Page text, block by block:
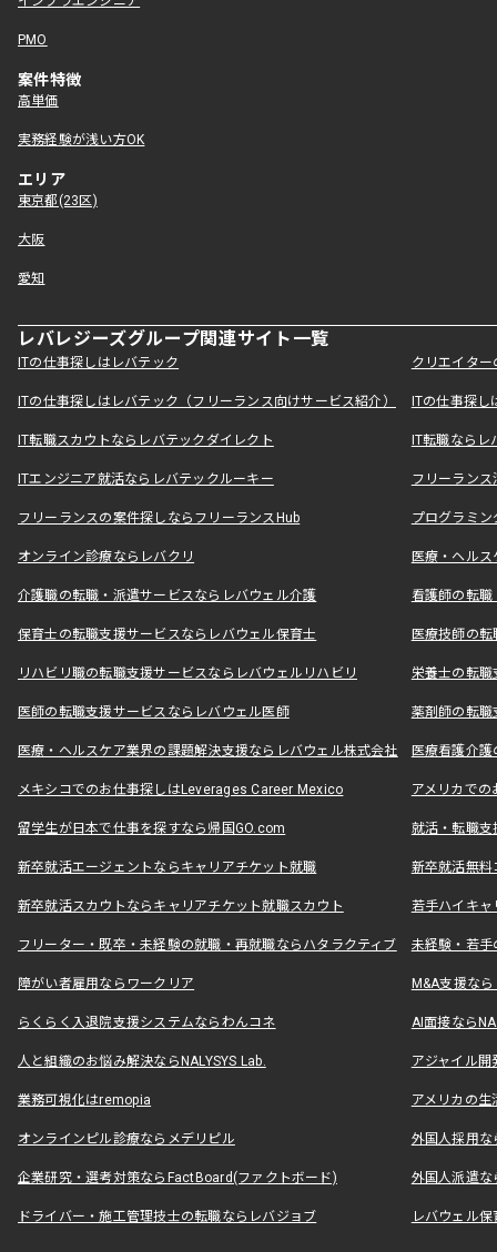
PMO
案件特徴
高単価
実務経験が浅い方OK
エリア
東京都(23区)
大阪
愛知
レバレジーズグループ関連サイト一覧
ITの仕事探しはレバテック クリエイタ
ITの仕事探しはレバテック（フリーランス向けサービス紹介） ITの仕事探
IT転職スカウトならレバテックダイレクト IT転職なら
ITエンジニア就活ならレバテックルーキー フリーラン
フリーランスの案件探しならフリーランスHub プログラミ
オンライン診療ならレバクリ 医療・ヘル
介護職の転職・派遣サービスならレバウェル介護 看護師の転
保育士の転職支援サービスならレバウェル保育士 医療技師の
リハビリ職の転職支援サービスならレバウェルリハビリ 栄養士の転
医師の転職支援サービスならレバウェル医師 薬剤師の転
医療・ヘルスケア業界の課題解決支援ならレバウェル株式会社 医療看護介
メキシコでのお仕事探しはLeverages Career Mexico アメリカで
留学生が日本で仕事を探すなら帰国GO.com 就活・転職
新卒就活エージェントならキャリアチケット就職 新卒就活無料
新卒就活スカウトならキャリアチケット就職スカウト 若手ハイキ
フリーター・既卒・未経験の就職・再就職ならハタラクティブ 未経験・若手
障がい者雇用ならワークリア M&A支援な
らくらく入退院支援システムならわんコネ AI面接なら
人と組織のお悩み解決ならNALYSYS Lab. アジャイル
業務可視化はremopia アメリカの
オンラインピル診療ならメデリピル 外国人採用
企業研究・選考対策ならFactBoard(ファクトボード) 外国人派遣な
ドライバー・施工管理技士の転職ならレバジョブ レバウェル